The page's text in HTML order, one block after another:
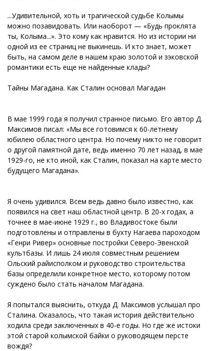
...Удивительной, хоть и трагической судьбе Колымы
можно позавидовать. Или наоборот — «Будь проклята
ты, Колыма...». Это кому как нравится. Но из истории ни
одной из ее страниц не выкинешь. И кто знает, может
быть, на самом деле в нашем краю золотой и зэковской
романтики есть еще не найденные клады?
Тайны Магадана. Как Сталин основал Магадан
В мае 1999 года я получил странное письмо. Его автор Д.
Максимов писал: «Мы все готовимся к 60-летнему
юбилею областного центра. Но почему никто не говорит
о другой памятной дате, ведь именно 70 лет назад, в мае
1929-го, не кто иной, как Сталин, показал на карте место
будущего Магадана».
Я очень удивился. Всем ведь давно было известно, как
появился на свет наш областной центр. В 20-х годах, а
точнее в мае-июне 1929 г., во Владивостоке были
подготовлены и отправлены в бухту Нагаева пароходом
«Генри Ривер» основные постройки Северо-Эвенской
культбазы. И лишь 24 июля совместным решением
Ольский райисполком и руководство строительства
базы определили конкретное место, которому потом
суждено было стать началом Магадана.
Я попытался выяснить, откуда Д. Максимов услышал про
Сталина. Оказалось, что такая история действительно
ходила среди заключенных в 40-е годы. Но где же истоки
этой старой колымской байки о руководящем персте
вождя?